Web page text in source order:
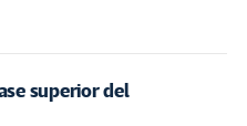
superior del